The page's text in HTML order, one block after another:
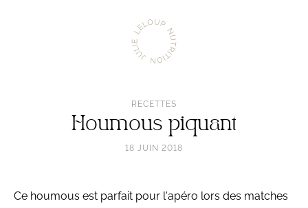
Aller
l'accueil
Julie
Leloup
Nutrition
Houmous piquant
RECETTES
18 JUIN 2018
Ce houmous est parfait pour l'apéro lors des matches